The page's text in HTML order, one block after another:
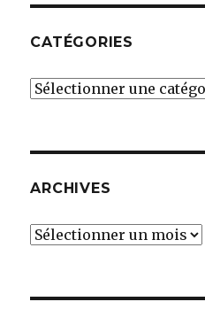
CATÉGORIES
Catégories
ARCHIVES
Archives